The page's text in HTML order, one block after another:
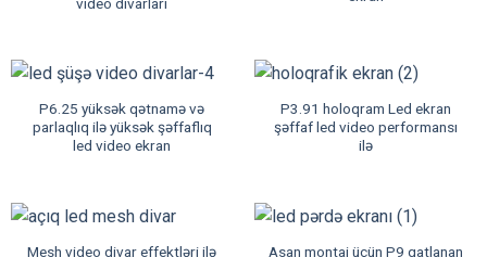
P6.25 yüksək qətnamə və
parlaqlıq ilə yüksək şəffaflıq
led video ekran
P3.91 holoqram Led ekran
şəffaf led video performansı
ilə
Mesh video divar effektləri ilə
Asan montaj üçün P9 qatlanan